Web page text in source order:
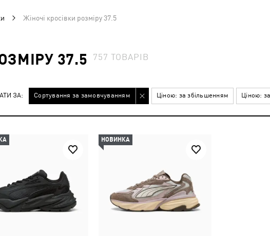
Жіночі кросівки розміру 37.5
37.5 757 ТОВАРІВ
ЗА: Сортування за замовчуванням Ціною: за збільшенням Ціною:
НОВИНКА